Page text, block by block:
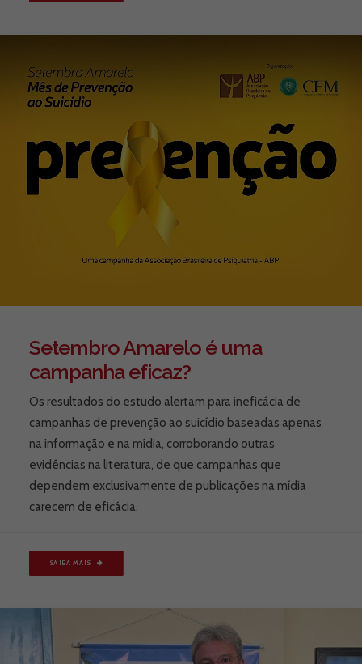
Setembro Amarelo é uma
campanha eficaz?
Os resultados do estudo alertam para ineficácia de
campanhas de prevenção ao suicídio baseadas apenas
na informação e na mídia, corroborando outras
evidências na literatura, de que campanhas que
dependem exclusivamente de publicações na mídia
carecem de eficácia.
SAIBA MAIS